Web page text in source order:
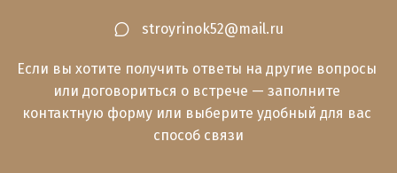
stroyrinok52@mail.ru
Если вы хотите получить ответы на другие вопросы
или договориться о встрече — заполните
контактную форму или выберите удобный для вас
способ связи